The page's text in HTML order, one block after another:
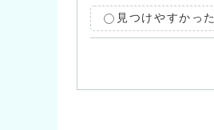
見つけやすかった